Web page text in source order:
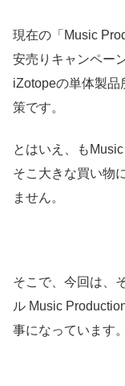
現在の「Music
安売りキャンペー
iZotopeの単体製品
策です。
とはいえ、も
そこ大きな買い物
ません。
そこで、今回は、
ル Music
事になっています。